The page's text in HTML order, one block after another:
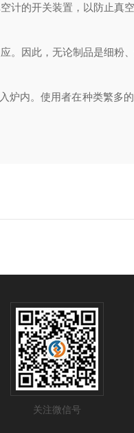
的开关装置，以防止真
因此，无论制品是细粉
内。使用者在种类繁多的
关注微信号